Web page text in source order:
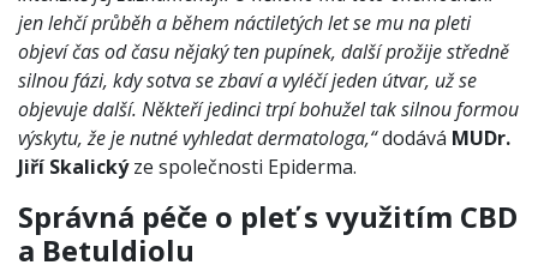
jen lehčí průběh a během náctiletých let se mu na pleti
objeví čas od času nějaký ten pupínek, další prožije středně
silnou fázi, kdy sotva se zbaví a vyléčí jeden útvar, už se
objevuje další. Někteří jedinci trpí bohužel tak silnou formou
výskytu, že je nutné vyhledat dermatologa,“dodává MUDr.
Jiří Skalickýze společnosti Epiderma.
Správná péče o pleť s využitím CBD
a Betuldiolu